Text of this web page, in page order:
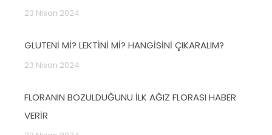
23 Nisan 2024
GLUTENİ Mİ? LEKTİNİ Mİ? HANGİSİNİ ÇIKARALIM?
23 Nisan 2024
FLORANIN BOZULDUĞUNU İLK AĞIZ FLORASI HABER
VERİR